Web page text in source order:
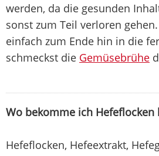
werden, da die gesunden
sonst zum Teil verloren
einfach zum Ende hin in die
schmeckst die Gemüsebrühe
Wo bekomme ich Hefeflocken
Hefeflocken, Hefeextrakt,